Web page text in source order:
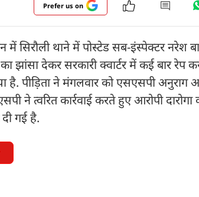
Prefer us on
में सिरौली थाने में पोस्टेड सब-इंस्पेक्टर नरेश
झांसा देकर सरकारी क्वार्टर में कई बार रेप
पीड़िता ने मंगलवार को एसएसपी अनुराग
ने त्वरित कार्रवाई करते हुए आरोपी
गई है.